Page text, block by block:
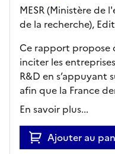
MESR (Ministère de
de la recherche),
Ce rapport propose
inciter les
R&D en s’appuyant
afin que la France
En savoir plus...
Ajouter au